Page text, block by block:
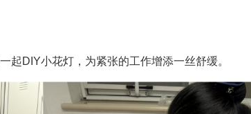
起DIY小花灯，为紧张的工作增添一丝舒缓。